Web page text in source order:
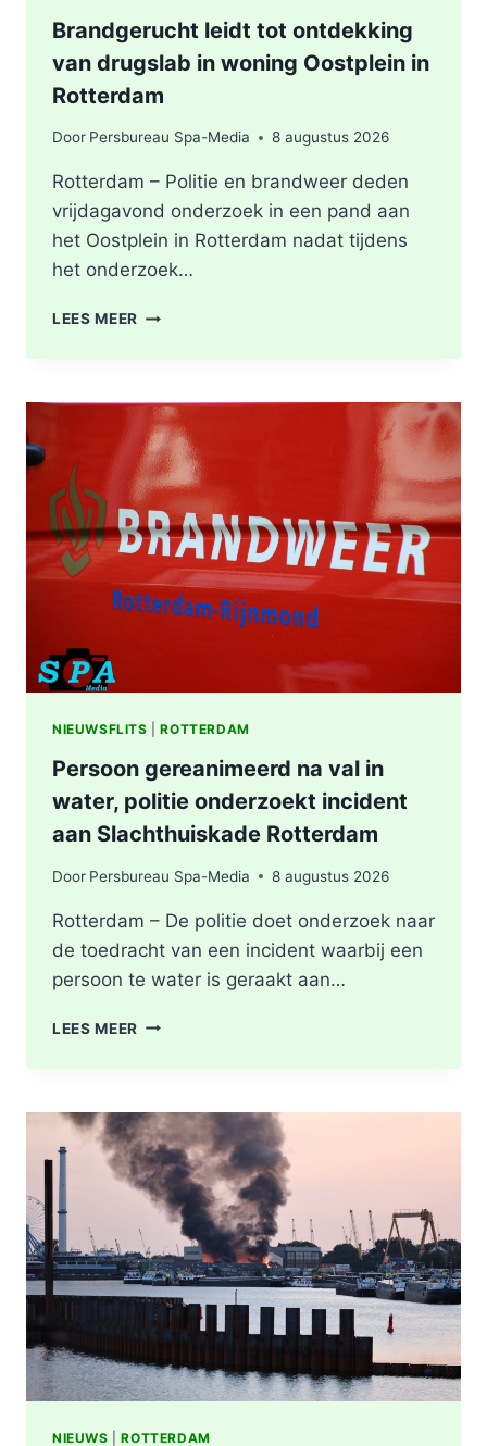
Brandgerucht leidt tot ontdekking
van drugslab in woning Oostplein in
Rotterdam
Door Persbureau Spa-Media 8 augustus 2026
Rotterdam – Politie en brandweer deden
vrijdagavond onderzoek in een pand aan
het Oostplein in Rotterdam nadat tijdens
het onderzoek…
LEES MEER BRANDGERUCHT
VAN
DRUGSLAB
IN
WONING
OOSTPLEIN
IN
ROTTERDAM
NIEUWSFLITS |ROTTERDAM
Persoon gereanimeerd na val in
water, politie onderzoekt incident
aan Slachthuiskade Rotterdam
Door Persbureau Spa-Media 8 augustus 2026
Rotterdam – De politie doet onderzoek naar
de toedracht van een incident waarbij een
persoon te water is geraakt aan…
LEES MEER PERSOON
IN
WATER,
POLITIE
ONDERZOEKT
INCIDENT
AAN
SLACHTHUISKADE
ROTTERDAM
NIEUWS |ROTTERDAM